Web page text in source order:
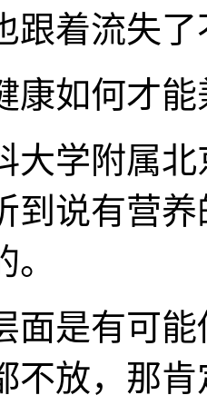
跟着流失
如何才能
学附属北
到说有营
是有可能
不放，那